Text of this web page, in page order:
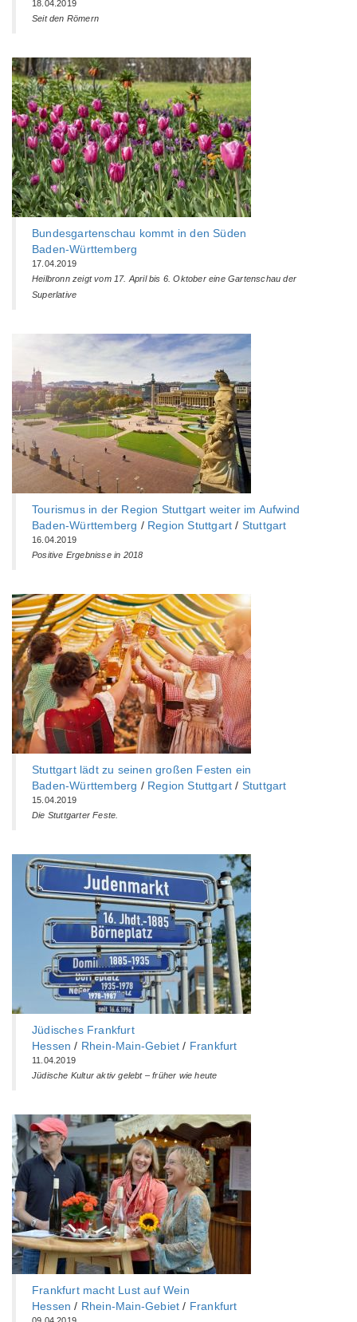
18.04.2019
Seit den Römern
Bundesgartenschau kommt in den Süden
Baden-Württemberg‎
17.04.2019
Heilbronn zeigt vom 17. April bis 6. Oktober eine Gartenschau der
Superlative
Tourismus in der Region Stuttgart weiter im Aufwind
Baden-Württemberg‎ / Region Stuttgart / Stuttgart
16.04.2019
Positive Ergebnisse in 2018
Stuttgart lädt zu seinen großen Festen ein
Baden-Württemberg‎ / Region Stuttgart / Stuttgart
15.04.2019
Die Stuttgarter Feste.
Jüdisches Frankfurt
Hessen / Rhein-Main-Gebiet / Frankfurt
11.04.2019
Jüdische Kultur aktiv gelebt – früher wie heute
Frankfurt macht Lust auf Wein
Hessen / Rhein-Main-Gebiet / Frankfurt